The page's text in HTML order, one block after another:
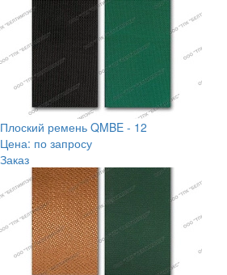
Плоский ремень QMBE - 12
Цена: по запросу
Заказ